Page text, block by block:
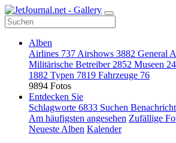
Alben
Airlines 737 Airshows 3882 General
Militärische Betreiber 2852 Museen
1882 Typen 7819 Fahrzeuge 76
9894 Fotos
Entdecken Sie
Schlagworte 6833 Suchen
Am häufigsten angesehen Zufällige
Neueste Alben Kalender